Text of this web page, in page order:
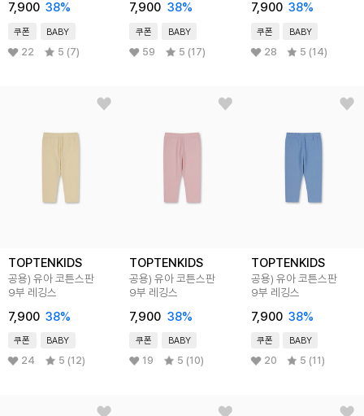
7,900 38%
쿠폰 BABY
22 5 (7)
7,900 38%
쿠폰 BABY
59 5 (17)
7,900 38%
쿠폰 BABY
28 5 (14)
TOPTENKIDS
공용) 유아 코튼스판
9부 레깅스
7,900 38%
쿠폰 BABY
24 5 (12)
TOPTENKIDS
공용) 유아 코튼스판
9부 레깅스
7,900 38%
쿠폰 BABY
19 5 (10)
TOPTENKIDS
공용) 유아 코튼스판
9부 레깅스
7,900 38%
쿠폰 BABY
20 5 (11)